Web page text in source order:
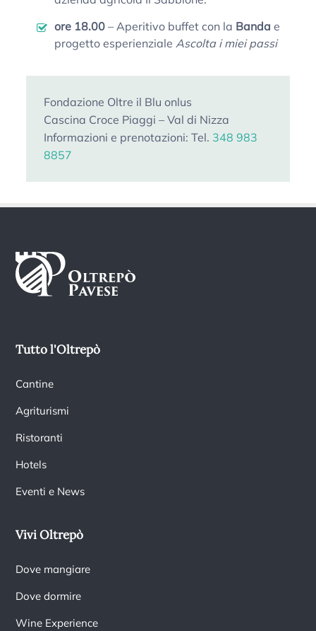
ore 18.00 – Aperitivo buffet con la Bandae
progetto esperienzialeAscolta i miei passi
Fondazione Oltre il Blu onlus
Cascina Croce Piaggi – Val di Nizza
Informazioni e prenotazioni: Tel. 348 983
8857
Tutto l'Oltrepò
Cantine
Agriturismi
Ristoranti
Hotels
Eventi e News
Vivi Oltrepò
Dove mangiare
Dove dormire
Wine Experience